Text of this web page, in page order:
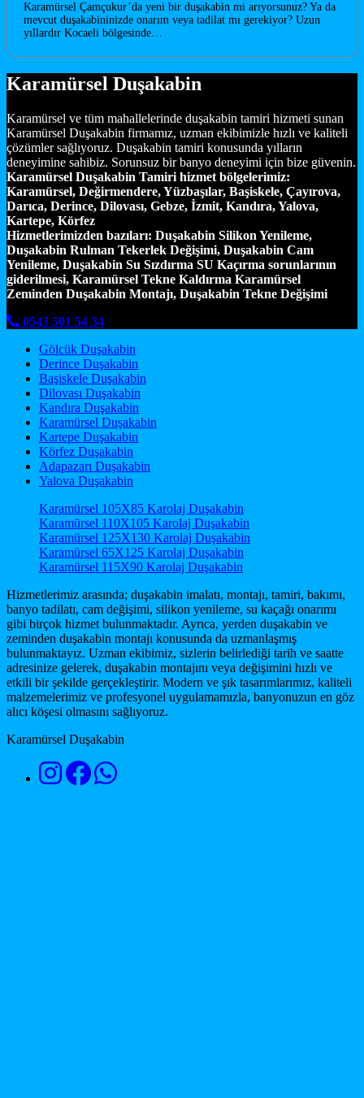
Karamürsel Çamçukur’da yeni bir duşakabin mi arıyorsunuz? Ya da
mevcut duşakabininizde onarım veya tadilat mı gerekiyor? Uzun
yıllardır Kocaeli bölgesinde…
Karamürsel Duşakabin
Karamürsel ve tüm mahallelerinde duşakabin tamiri hizmeti sunan
Karamürsel Duşakabin firmamız, uzman ekibimizle hızlı ve kaliteli
çözümler sağlıyoruz. Duşakabin tamiri konusunda yılların
deneyimine sahibiz. Sorunsuz bir banyo deneyimi için bize güvenin.
Karamürsel Duşakabin Tamiri hizmet bölgelerimiz:
Karamürsel, Değirmendere, Yüzbaşılar, Başiskele, Çayırova,
Darıca, Derince, Dilovası, Gebze, İzmit, Kandıra, Yalova,
Kartepe, Körfez
Hizmetlerimizden bazıları: Duşakabin Silikon Yenileme,
Duşakabin Rulman Tekerlek Değişimi, Duşakabin Cam
Yenileme, Duşakabin Su Sızdırma SU Kaçırma sorunlarının
giderilmesi, Karamürsel Tekne Kaldırma Karamürsel
Zeminden Duşakabin Montajı, Duşakabin Tekne Değişimi
0543 501 54 34
Gölcük Duşakabin
Derince Duşakabin
Başiskele Duşakabin
Dilovası Duşakabin
Kandıra Duşakabin
Karamürsel Duşakabin
Kartepe Duşakabin
Körfez Duşakabin
Adapazarı Duşakabin
Yalova Duşakabin
Karamürsel 105X85 Karolaj Duşakabin
Karamürsel 110X105 Karolaj Duşakabin
Karamürsel 125X130 Karolaj Duşakabin
Karamürsel 65X125 Karolaj Duşakabin
Karamürsel 115X90 Karolaj Duşakabin
Hizmetlerimiz arasında; duşakabin imalatı, montajı, tamiri, bakımı,
banyo tadilatı, cam değişimi, silikon yenileme, su kaçağı onarımı
gibi birçok hizmet bulunmaktadır. Ayrıca, yerden duşakabin ve
zeminden duşakabin montajı konusunda da uzmanlaşmış
bulunmaktayız. Uzman ekibimiz, sizlerin belirlediği tarih ve saatte
adresinize gelerek, duşakabin montajını veya değişimini hızlı ve
etkili bir şekilde gerçekleştirir. Modern ve şık tasarımlarımız, kaliteli
malzemelerimiz ve profesyonel uygulamamızla, banyonuzun en göz
alıcı köşesi olmasını sağlıyoruz.
Karamürsel Duşakabin